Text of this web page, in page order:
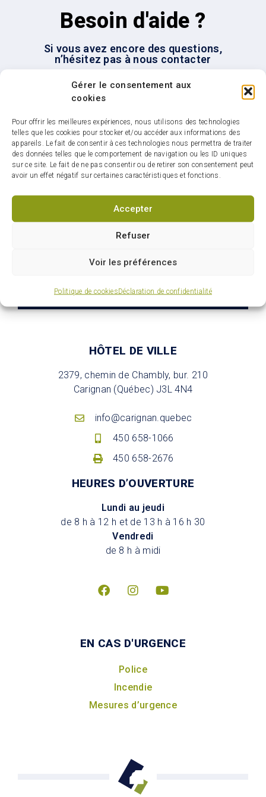
Gérer le consentement aux
cookies
Pour offrir les meilleures expériences, nous utilisons des technologies
telles que les cookies pour stocker et/ou accéder aux informations des
appareils. Le fait de consentir à ces technologies nous permettra de traiter
des données telles que le comportement de navigation ou les ID uniques
sur ce site. Le fait de ne pas consentir ou de retirer son consentement peut
avoir un effet négatif sur certaines caractéristiques et fonctions.
Accepter
Refuser
Voir les préférences
Politique de cookiesDéclaration de confidentialité
Besoin d'aide ?
Si vous avez encore des questions,
n’hésitez pas à nous contacter
Nous joindre
Infolettre : restez
connectés sur votre ville
HÔTEL DE VILLE
2379, chemin de Chambly, bur. 210
Carignan (Québec) J3L 4N4
info@carignan.quebec
450 658-1066
450 658-2676
HEURES D’OUVERTURE
Lundi au jeudi
de 8 h à 12 h et de 13 h à 16 h 30
Vendredi
de 8 h à midi
EN CAS D'URGENCE
Police
Incendie
Mesures d’urgence